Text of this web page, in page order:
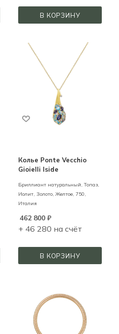
В КОРЗИНУ
Колье Ponte Vecchio
Gioielli Iside
Бриллиант натуральный, Топаз,
Иолит, Золото,Желтое, 750,
Италия
462 800₽
+ 46 280 на счёт
В КОРЗИНУ